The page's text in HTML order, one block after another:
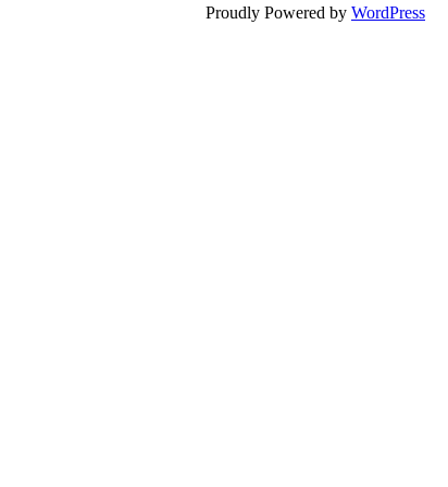
Proudly Powered by WordPress